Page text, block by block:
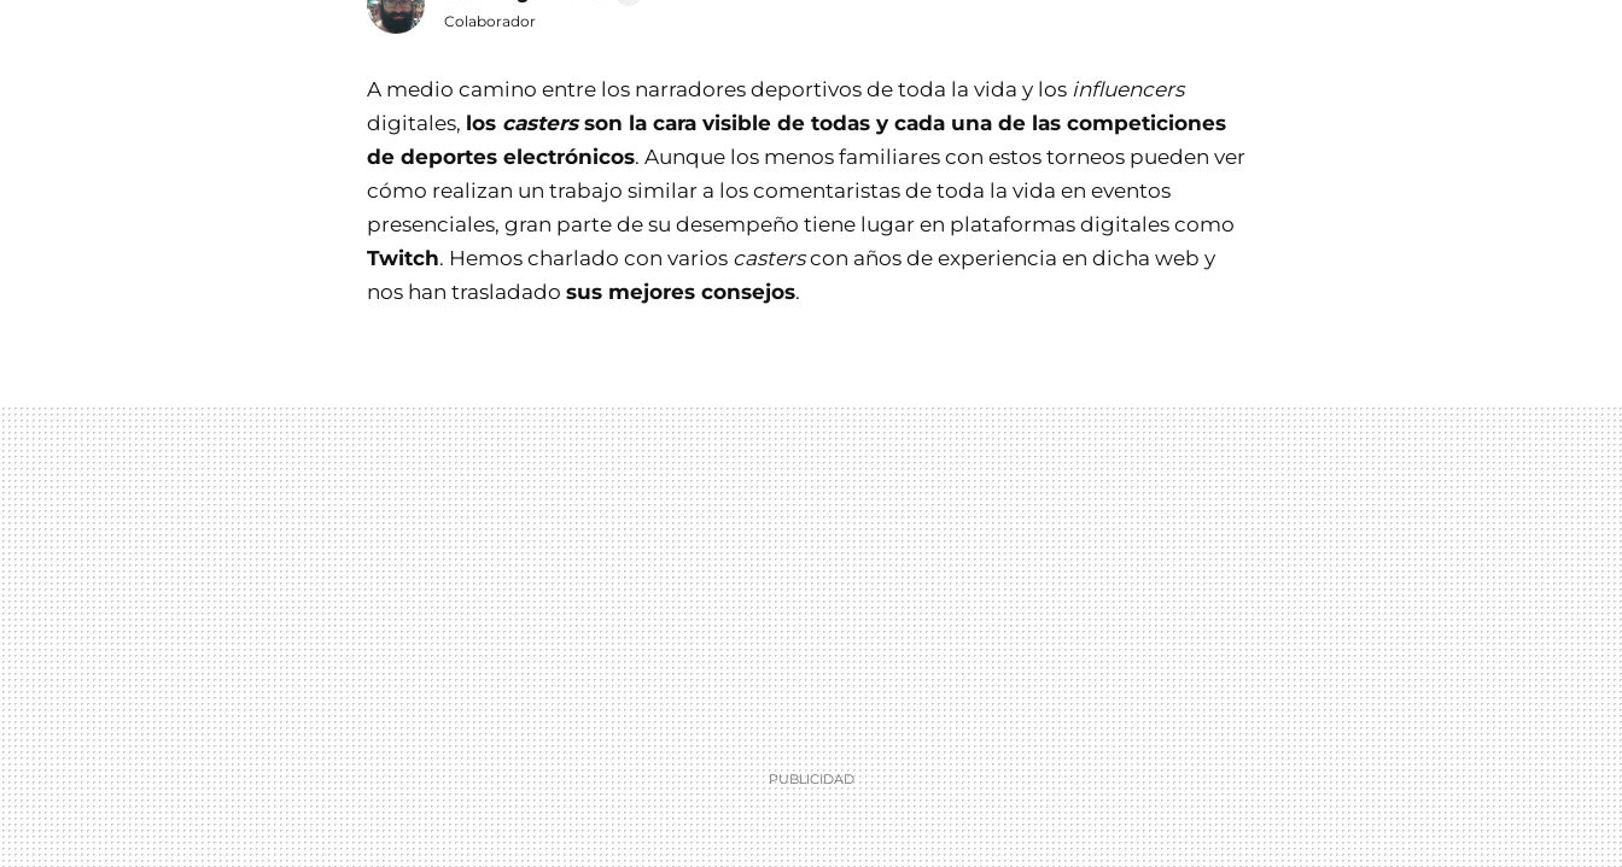
Colaborador
A medio camino entre los narradores deportivos de toda la vida y los influencers
digitales, los castersson la cara visible de todas y cada una de las competiciones
de deportes electrónicos. Aunque los menos familiares con estos torneos pueden ver
cómo realizan un trabajo similar a los comentaristas de toda la vida en eventos
presenciales, gran parte de su desempeño tiene lugar en plataformas digitales como
Twitch. Hemos charlado con varios casterscon años de experiencia en dicha web y
nos han trasladado sus mejores consejos.